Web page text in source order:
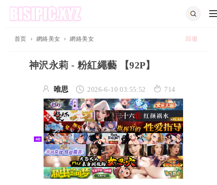
首页 › 網絡美女 › 網絡美女
神沢永莉 - 粉紅繩藝 【92P】
 唯思  2026-6-10 03:55:52  714
回復